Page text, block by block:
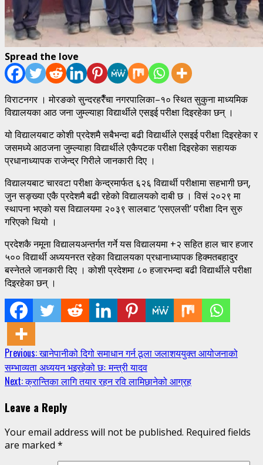
Spread the love
विराटनगर । मोरङको सुन्दरहरैँचा नगरपालिका–१० स्थित सुकुना माध्यमिक
विद्यालयका आठ जना जुम्ल्याहा विद्यार्थीले एसइई परीक्षा दिइरहेका छन् ।
यो विद्यालयबाट कोशी प्रदेशमै सबैभन्दा बढी विद्यार्थीले एसइई परीक्षा दिइरहेका र
जसमध्ये आठजना जुम्ल्याहा विद्यार्थीले एकैपटक परीक्षा दिइरहेका सहायक
प्रधानाध्यापक राजेन्द्र गिरीले जानकारी दिए ।
विद्यालयबाट चारवटा परीक्षा केन्द्रमार्फत ६२६ विद्यार्थी परीक्षामा सहभागी छन्,
जुन सङ्ख्या एकै प्रदेशमै बढी रहेको विद्यालयको दाबी छ । विसं २०२९ मा
स्थापना भएको यस विद्यालयमा २०३९ सालबाट ‘एसएलसी’ परीक्षा दिन सुरु
गरिएको थियो ।
प्रदेशकै नमूना विद्यालयअन्तर्गत गर्ने यस विद्यालयमा +२ सहित हाल चार हजार
५०० विद्यार्थी अध्ययनरत रहेका विद्यालयका प्रधानाध्यापक हिक्मतबहादुर
बस्नेतले जानकारी दिए । कोशी प्रदेशमा ८० हजारभन्दा बढी विद्यार्थीले परीक्षा
दिइरहेका छन् ।
Continue
Reading
Previous:खानेपानीको दिगो समाधान गर्न ठूला जलाशययुक्त आयोजनाको
सम्भाव्यता अध्ययन भइरहेको छः मन्त्री यादव
Next:क्रान्तिका लागि तयार रहन रवि लामिछानेको आग्रह
Leave a Reply
Your email address will not be published. Required fields
are marked *